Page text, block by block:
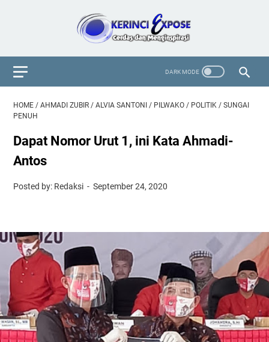
HOME / AHMADI ZUBIR / ALVIA SANTONI / PILWAKO / POLITIK / SUNGAI
PENUH
Dapat Nomor Urut 1, ini Kata Ahmadi-
Antos
Posted by: Redaksi September 24, 2020